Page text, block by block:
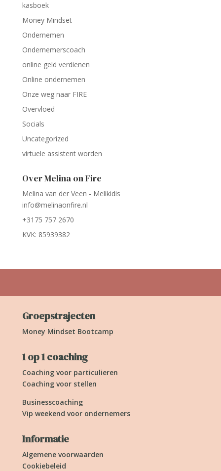
kasboek
Money Mindset
Ondernemen
Ondernemerscoach
online geld verdienen
Online ondernemen
Onze weg naar FIRE
Overvloed
Socials
Uncategorized
virtuele assistent worden
Over Melina on Fire
Melina van der Veen - Melikidis
info@melinaonfire.nl
+3175 757 2670
KVK: 85939382
Groepstrajecten
Money Mindset Bootcamp
1 op 1 coaching
Coaching voor particulieren
Coaching voor stellen
Businesscoaching
Vip weekend voor ondernemers
Informatie
Algemene voorwaarden
Cookiebeleid